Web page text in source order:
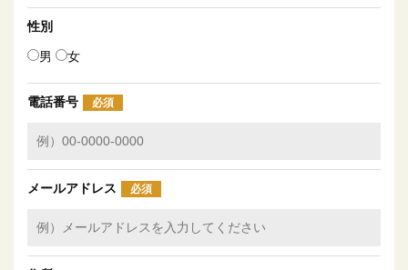
性別
男 女
電話番号 必須
メールアドレス 必須